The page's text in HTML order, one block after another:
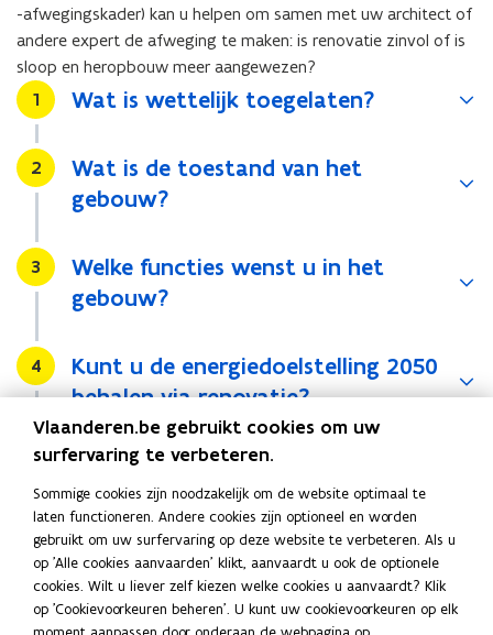
o
p
u
e
n
t
r
)
-afwegingskader) kan u helpen om samen met uw architect of
andere expert de afweging te maken: is renovatie zinvol of is
sloop en heropbouw meer aangewezen?
Stap
1 Wat is wettelijk toegelaten?
Stap
2
Wat is de toestand van het
gebouw?
Stap
3
Welke functies wenst u in het
gebouw?
Stap
4
Kunt u de energiedoelstelling 2050
behalen via renovatie?
Stap
5 Denk aan mogelijke waardecreatie
Stap
6 Maak een kwantitatieve afweging
Deel deze pagina
Vlaanderen.be gebruikt cookies om uw
surfervaring te verbeteren.
Sommige cookies zijn noodzakelijk om de website optimaal te
laten functioneren. Andere cookies zijn optioneel en worden
gebruikt om uw surfervaring op deze website te verbeteren. Als u
op 'Alle cookies aanvaarden' klikt, aanvaardt u ook de optionele
cookies. Wilt u liever zelf kiezen welke cookies u aanvaardt? Klik
op 'Cookievoorkeuren beheren'. U kunt uw cookievoorkeuren op elk